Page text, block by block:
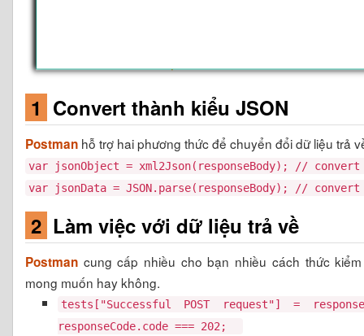
1 Convert thành kiểu JSON
Postman hỗ trợ hai phương thức để chuyển đổi dữ liệu trả
var jsonObject = xml2Json(responseBody); //
var jsonData = JSON.parse(responseBody); //
2 Làm việc với dữ liệu trả về
Postman cung cấp nhiều cho bạn nhiều cách thức
mong muốn hay không.
tests["Successful POST request"] =
responseCode.code === 202;